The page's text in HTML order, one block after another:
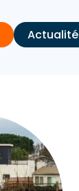
Actualité